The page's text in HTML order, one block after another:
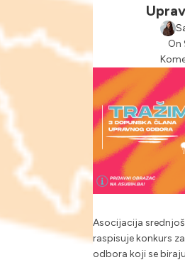
On
Asocijacija
raspisuje konkurs
odbora koji se